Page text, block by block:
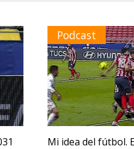
Podcast
Mi idea del fútbol.